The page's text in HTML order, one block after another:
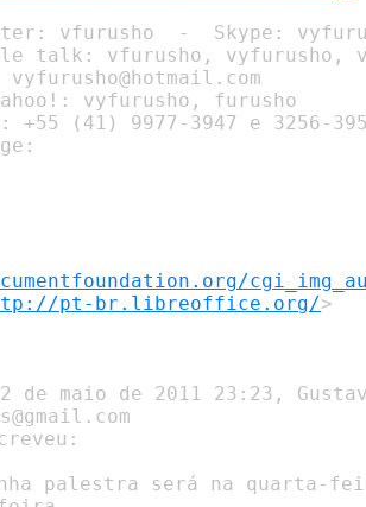
vfurusho  -  Skype:
talk: vfurusho,
vyfurusho@hotmail.com
vyfurusho, furusho
+55 (41) 9977-3947 e 3256-
pt-br.libreoffice.org/>